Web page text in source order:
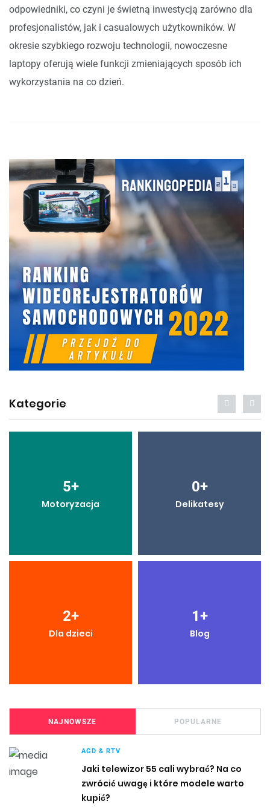
odpowiedniki, co czyni je świetną inwestycją zarówno dla
profesjonalistów, jak i casualowych użytkowników. W
okresie szybkiego rozwoju technologii, nowoczesne
laptopy oferują wiele funkcji zmieniających sposób ich
wykorzystania na co dzień.
Kategorie
5+
Motoryzacja
0+
Delikatesy
2+
Dla dzieci
1+
Blog
NAJNOWSZE POPULARNE
AGD & RTV
Jaki telewizor 55 cali wybrać? Na co
zwrócić uwagę i które modele warto
kupić?